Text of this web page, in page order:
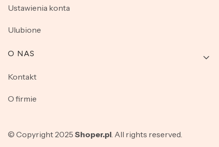
Ustawienia konta
Ulubione
O NAS
Kontakt
O firmie
© Copyright 2025 Shoper.pl. All rights reserved.